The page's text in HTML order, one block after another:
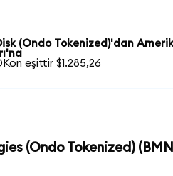
(Ondo Tokenized)'dan
eşittir $1.285,26
(Ondo Tokenized)